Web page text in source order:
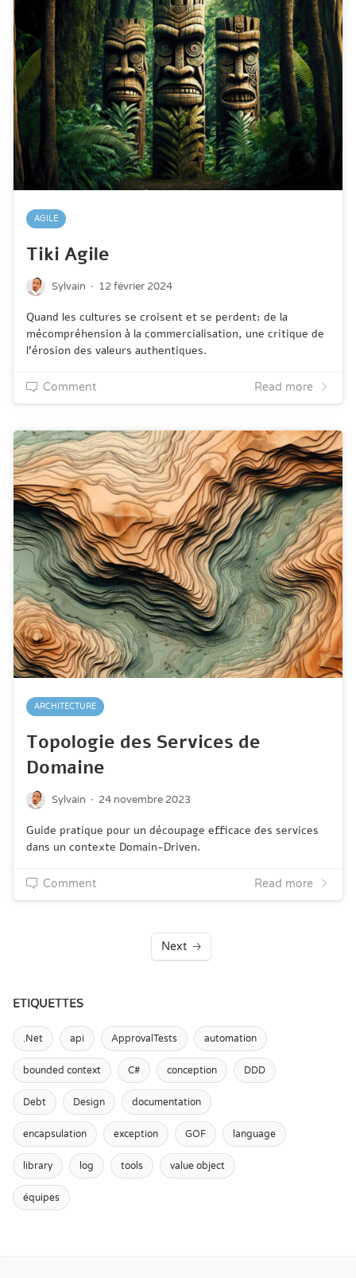
AGILE
Tiki Agile
Sylvain · 12 février 2024
Quand les cultures se croisent et se perdent: de la
mécompréhension à la commercialisation, une critique de
l'érosion des valeurs authentiques.
Comment Read more
ARCHITECTURE
Topologie des Services de
Domaine
Sylvain · 24 novembre 2023
Guide pratique pour un découpage efficace des services
dans un contexte Domain-Driven.
Comment Read more
Next
ÉTIQUETTES
.Net api ApprovalTests automation
bounded context C# conception DDD
Debt Design documentation
encapsulation exception GOF language
library log tools value object
équipes